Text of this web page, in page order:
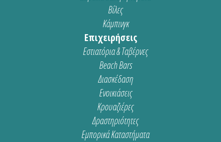
Βίλες
Κάμπινγκ
Επιχειρήσεις
Εστιατόρια & Ταβέρνες
Beach Bars
Διασκέδαση
Ενοικιάσεις
Κρουαζιέρες
Δραστηριότητες
Εμπορικά Καταστήματα